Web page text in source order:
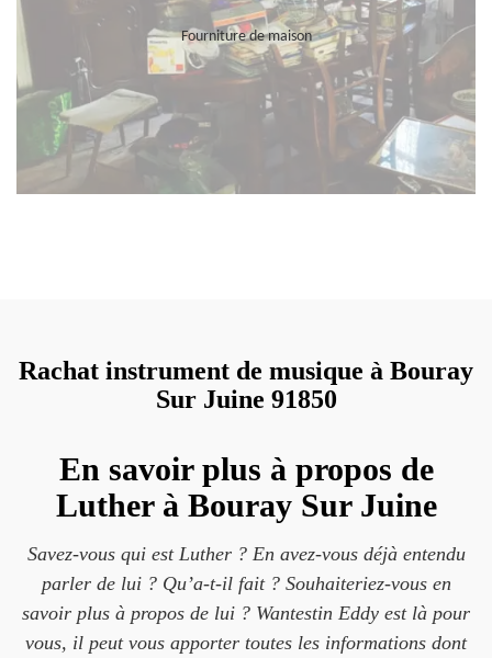
Fourniture de maison
Rachat instrument de musique à Bouray
Sur Juine 91850
En savoir plus à propos de
Luther à Bouray Sur Juine
Savez-vous qui est Luther ? En avez-vous déjà entendu
parler de lui ? Qu’a-t-il fait ? Souhaiteriez-vous en
savoir plus à propos de lui ? Wantestin Eddy est là pour
vous, il peut vous apporter toutes les informations dont